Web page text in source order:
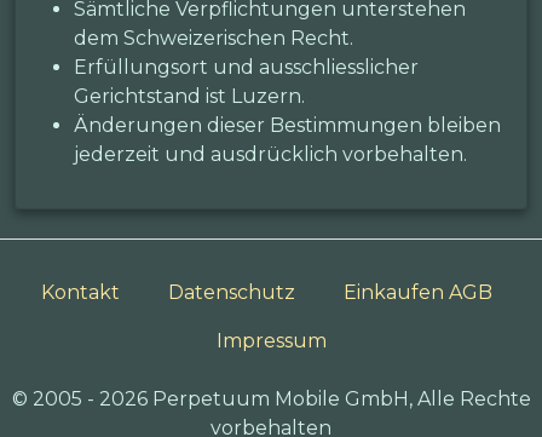
Sämtliche Verpflichtungen unterstehen
dem Schweizerischen Recht.
Erfüllungsort und ausschliesslicher
Gerichtstand ist Luzern.
Änderungen dieser Bestimmungen bleiben
jederzeit und ausdrücklich vorbehalten.
Kontakt Datenschutz Einkaufen AGB
Impressum
© 2005 - 2026 Perpetuum Mobile GmbH, Alle Rechte
vorbehalten